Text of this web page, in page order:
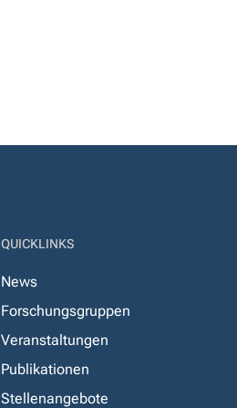
QUICKLINKS
News
Forschungsgruppen
Veranstaltungen
Publikationen
Stellenangebote